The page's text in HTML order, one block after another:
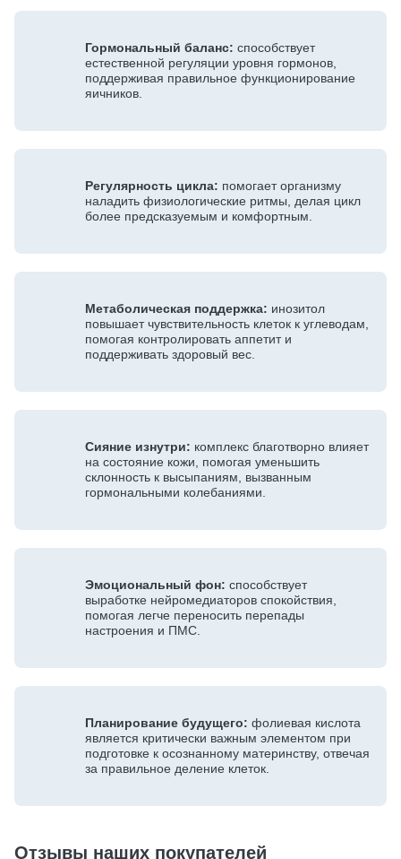
Гормональный баланс: способствует
естественной регуляции уровня гормонов,
поддерживая правильное функционирование
яичников.
Регулярность цикла: помогает организму
наладить физиологические ритмы, делая цикл
более предсказуемым и комфортным.
Метаболическая поддержка: инозитол
повышает чувствительность клеток к углеводам,
помогая контролировать аппетит и
поддерживать здоровый вес.
Сияние изнутри: комплекс благотворно влияет
на состояние кожи, помогая уменьшить
склонность к высыпаниям, вызванным
гормональными колебаниями.
Эмоциональный фон: способствует
выработке нейромедиаторов спокойствия,
помогая легче переносить перепады
настроения и ПМС.
Планирование будущего: фолиевая кислота
является критически важным элементом при
подготовке к осознанному материнству, отвечая
за правильное деление клеток.
Отзывы наших покупателей